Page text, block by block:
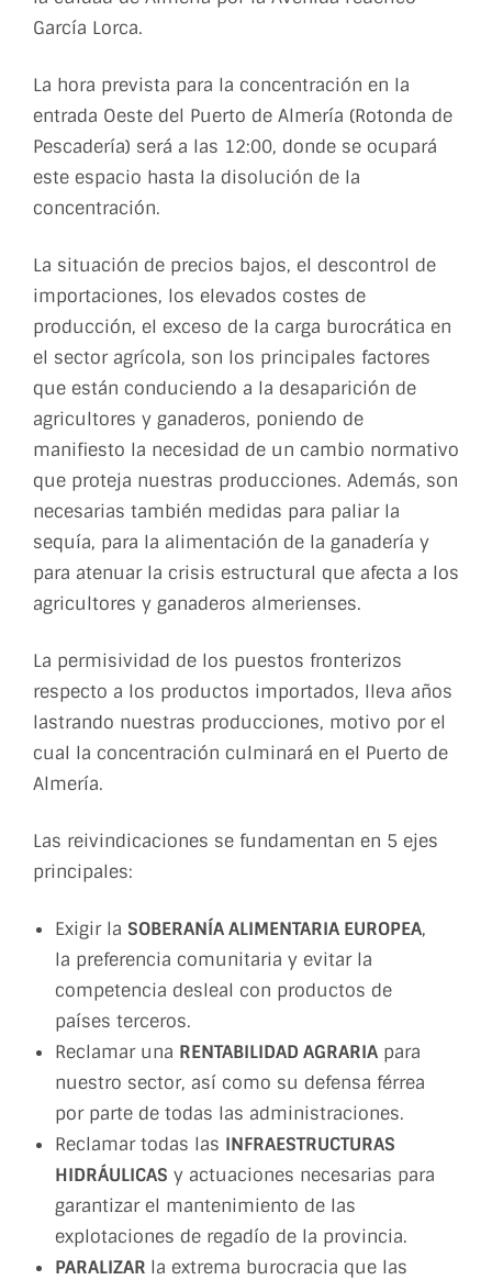
García Lorca.
La hora prevista para la concentración en la
entrada Oeste del Puerto de Almería (Rotonda de
Pescadería) será a las 12:00, donde se ocupará
este espacio hasta la disolución de la
concentración.
La situación de precios bajos, el descontrol de
importaciones, los elevados costes de
producción, el exceso de la carga burocrática en
el sector agrícola, son los principales factores
que están conduciendo a la desaparición de
agricultores y ganaderos, poniendo de
manifiesto la necesidad de un cambio normativo
que proteja nuestras producciones. Además, son
necesarias también medidas para paliar la
sequía, para la alimentación de la ganadería y
para atenuar la crisis estructural que afecta a los
agricultores y ganaderos almerienses.
La permisividad de los puestos fronterizos
respecto a los productos importados, lleva años
lastrando nuestras producciones, motivo por el
cual la concentración culminará en el Puerto de
Almería.
Las reivindicaciones se fundamentan en 5 ejes
principales:
Exigir la SOBERANÍA ALIMENTARIA EUROPEA,
la preferencia comunitaria y evitar la
competencia desleal con productos de
países terceros.
Reclamar una RENTABILIDAD AGRARIA para
nuestro sector, así como su defensa férrea
por parte de todas las administraciones.
Reclamar todas las INFRAESTRUCTURAS
HIDRÁULICAS y actuaciones necesarias para
garantizar el mantenimiento de las
explotaciones de regadío de la provincia.
PARALIZAR la extrema burocracia que las